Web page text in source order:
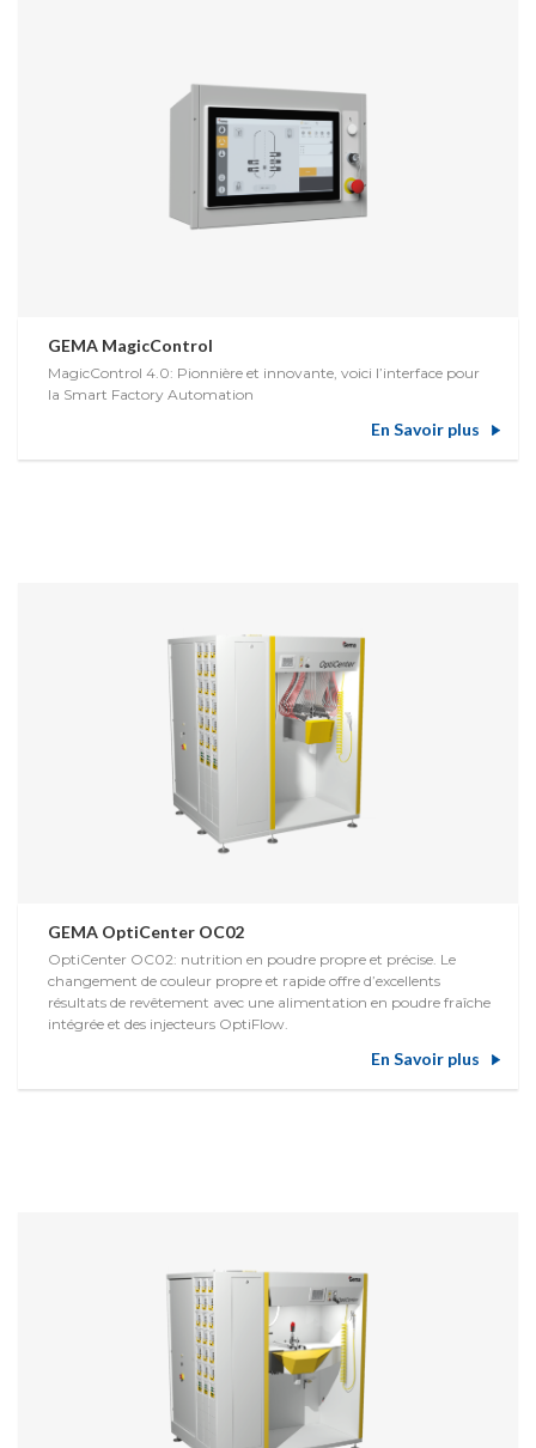
GEMA MagicControl
MagicControl 4.0: Pionnière et innovante, voici l’interface pour
la Smart Factory Automation
En Savoir plus
GEMA OptiCenter OC02
OptiCenter OC02: nutrition en poudre propre et précise. Le
changement de couleur propre et rapide offre d’excellents
résultats de revêtement avec une alimentation en poudre fraîche
intégrée et des injecteurs OptiFlow.
En Savoir plus